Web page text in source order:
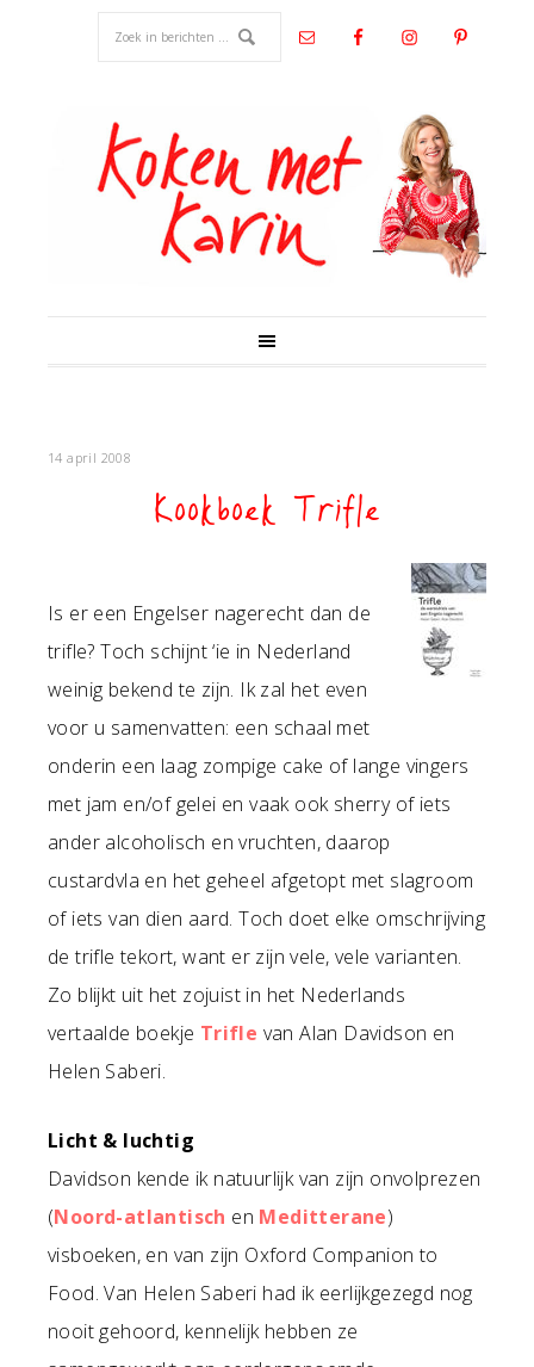
14 april 2008
Kookboek Trifle
Is er een Engelser nagerecht dan de
trifle? Toch schijnt ‘ie in Nederland
weinig bekend te zijn. Ik zal het even
voor u samenvatten: een schaal met
onderin een laag zompige cake of lange vingers
met jam en/of gelei en vaak ook sherry of iets
ander alcoholisch en vruchten, daarop
custardvla en het geheel afgetopt met slagroom
of iets van dien aard. Toch doet elke omschrijving
de trifle tekort, want er zijn vele, vele varianten.
Zo blijkt uit het zojuist in het Nederlands
vertaalde boekje Trifle van Alan Davidson en
Helen Saberi.
Licht & luchtig
Davidson kende ik natuurlijk van zijn onvolprezen
(Noord-atlantisch en Meditterane)
visboeken, en van zijn Oxford Companion to
Food. Van Helen Saberi had ik eerlijkgezegd nog
nooit gehoord, kennelijk hebben ze